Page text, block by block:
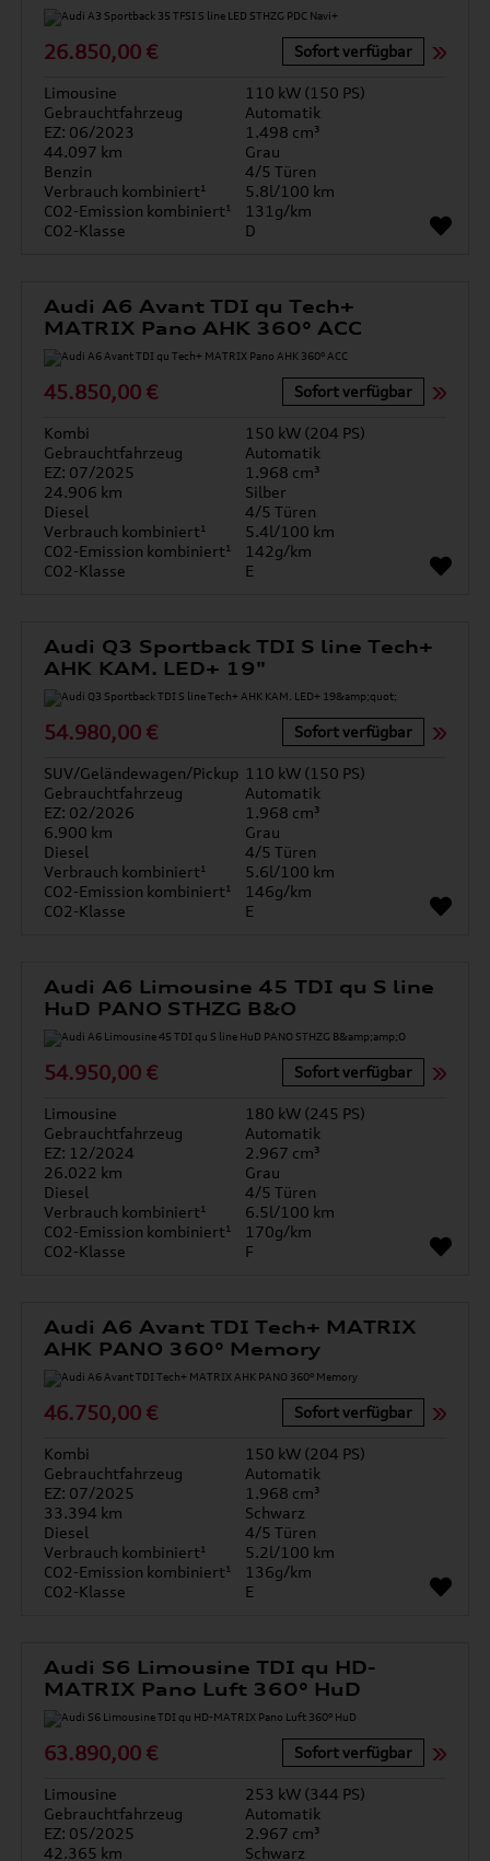
26.850,00 € Sofort verfügbar
Limousine
110 kW (150 PS)
Gebrauchtfahrzeug
Automatik
EZ: 06/2023
1.498 cm³
44.097 km
Grau
Benzin
4/5 Türen
Verbrauch kombiniert¹
5.8l/100 km
CO2-Emission kombiniert¹
131g/km
CO2-Klasse
D
Audi A6 Avant TDI qu Tech+
MATRIX Pano AHK 360° ACC
45.850,00 € Sofort verfügbar
Kombi
150 kW (204 PS)
Gebrauchtfahrzeug
Automatik
EZ: 07/2025
1.968 cm³
24.906 km
Silber
Diesel
4/5 Türen
Verbrauch kombiniert¹
5.4l/100 km
CO2-Emission kombiniert¹
142g/km
CO2-Klasse
E
Audi Q3 Sportback TDI S line Tech+
AHK KAM. LED+ 19"
54.980,00 € Sofort verfügbar
SUV/Geländewagen/Pickup 110 kW (150 PS)
Gebrauchtfahrzeug
Automatik
EZ: 02/2026
1.968 cm³
6.900 km
Grau
Diesel
4/5 Türen
Verbrauch kombiniert¹
5.6l/100 km
CO2-Emission kombiniert¹
146g/km
CO2-Klasse
E
Audi A6 Limousine 45 TDI qu S line
HuD PANO STHZG B&O
54.950,00 € Sofort verfügbar
Limousine
180 kW (245 PS)
Gebrauchtfahrzeug
Automatik
EZ: 12/2024
2.967 cm³
26.022 km
Grau
Diesel
4/5 Türen
Verbrauch kombiniert¹
6.5l/100 km
CO2-Emission kombiniert¹
170g/km
CO2-Klasse
F
Audi A6 Avant TDI Tech+ MATRIX
AHK PANO 360° Memory
46.750,00 € Sofort verfügbar
Kombi
150 kW (204 PS)
Gebrauchtfahrzeug
Automatik
EZ: 07/2025
1.968 cm³
33.394 km
Schwarz
Diesel
4/5 Türen
Verbrauch kombiniert¹
5.2l/100 km
CO2-Emission kombiniert¹
136g/km
CO2-Klasse
E
Audi S6 Limousine TDI qu HD-
MATRIX Pano Luft 360° HuD
63.890,00 € Sofort verfügbar
Limousine
253 kW (344 PS)
Gebrauchtfahrzeug
Automatik
EZ: 05/2025
2.967 cm³
42.365 km
Schwarz